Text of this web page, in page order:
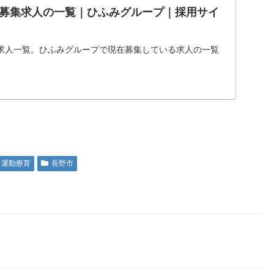
集求人の一覧｜ひふみグループ｜採用サイ
人一覧。ひふみグループで現在募集している求人の一覧
運動療育 長野市